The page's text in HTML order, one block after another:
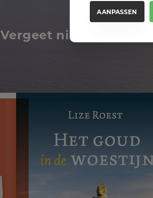
Vergeet niet om deze
AANPASSEN